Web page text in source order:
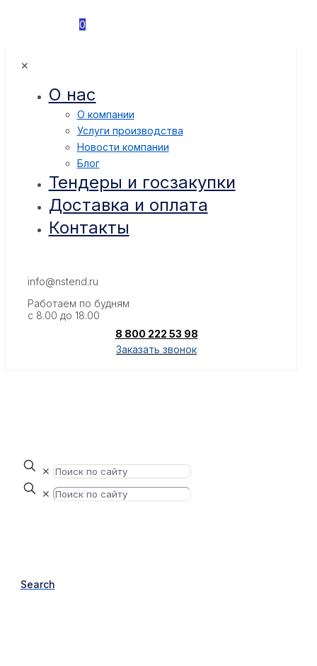
0
✕
О нас
О компании
Услуги производства
Новости компании
Блог
Тендеры и госзакупки
Доставка и оплата
Контакты
info@nstend.ru
Работаем по будням
с 8.00 до 18.00
8 800 222 53 98
Заказать звонок
✕
✕
Search